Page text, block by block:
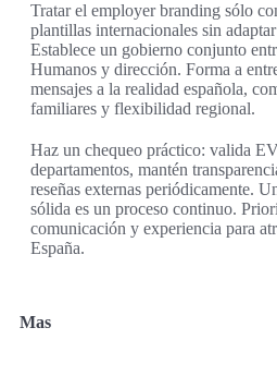
Tratar el employer branding sólo
plantillas internacionales sin
Establece un gobierno conjunto
Humanos y dirección. Forma a
mensajes a la realidad española,
familiares y flexibilidad regional.
Haz un chequeo práctico: valida
departamentos, mantén
reseñas externas periódicamente.
sólida es un proceso continuo.
comunicación y experiencia para
España.
Mas